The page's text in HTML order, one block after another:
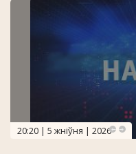
20:20 | 5 жніўня | 2026